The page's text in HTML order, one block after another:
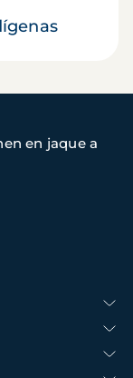
en jaque a